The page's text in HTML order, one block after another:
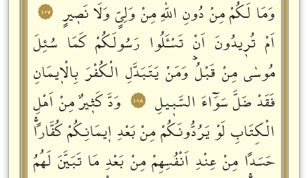
وَمَا لَكُمْ مِنْ دُونِ اللّٰهِ مِنْ وَلِيٍّ وَلَا نَصٖيرٍ
١٠٧
اَمْ تُرٖيدُونَ اَنْ تَسْـَٔلُوا رَسُولَكُمْ كَمَا سُئِلَ
مُوسٰى مِنْ قَبْلُؕ وَمَنْ يَتَبَدَّلِ الْكُفْرَ بِالْاٖيمَانِ
فَقَدْ ضَلَّ سَوَٓاءَ السَّبٖيلِ
١٠٨
وَدَّ كَثٖيرٌ مِنْ اَهْلِ
الْكِتَابِ لَوْ يَرُدُّونَكُمْ مِنْ بَعْدِ اٖيمَانِكُمْ كُفَّاراًۚ
حَسَداً مِنْ عِنْدِ اَنْفُسِهِمْ مِنْ بَعْدِ مَا تَبَيَّنَ لَهُمُ